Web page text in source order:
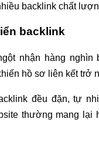
backlink chất
backlink
nhận hàng nghìn
hồ sơ liên kết trở
đều đặn, tự
thường mang lại